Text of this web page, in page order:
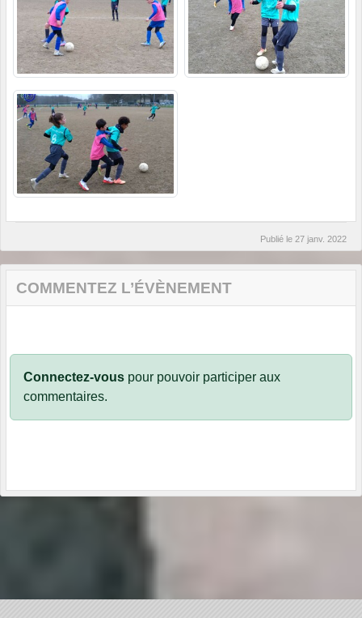
Publié le 27 janv. 2022
COMMENTEZ L’ÉVÈNEMENT
Connectez-vous pour pouvoir participer aux
commentaires.